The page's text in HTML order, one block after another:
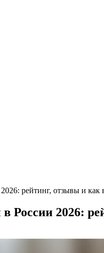
рейтинг, отзывы и как
России 2026: